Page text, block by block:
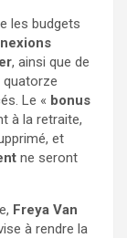
les budgets
, ainsi que de
quatorze
Le « bonus
à la retraite,
et
ne seront
Freya Van
à rendre la